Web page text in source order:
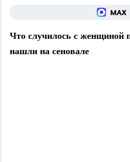
Что случилось с женщиной
нашли на сеновале